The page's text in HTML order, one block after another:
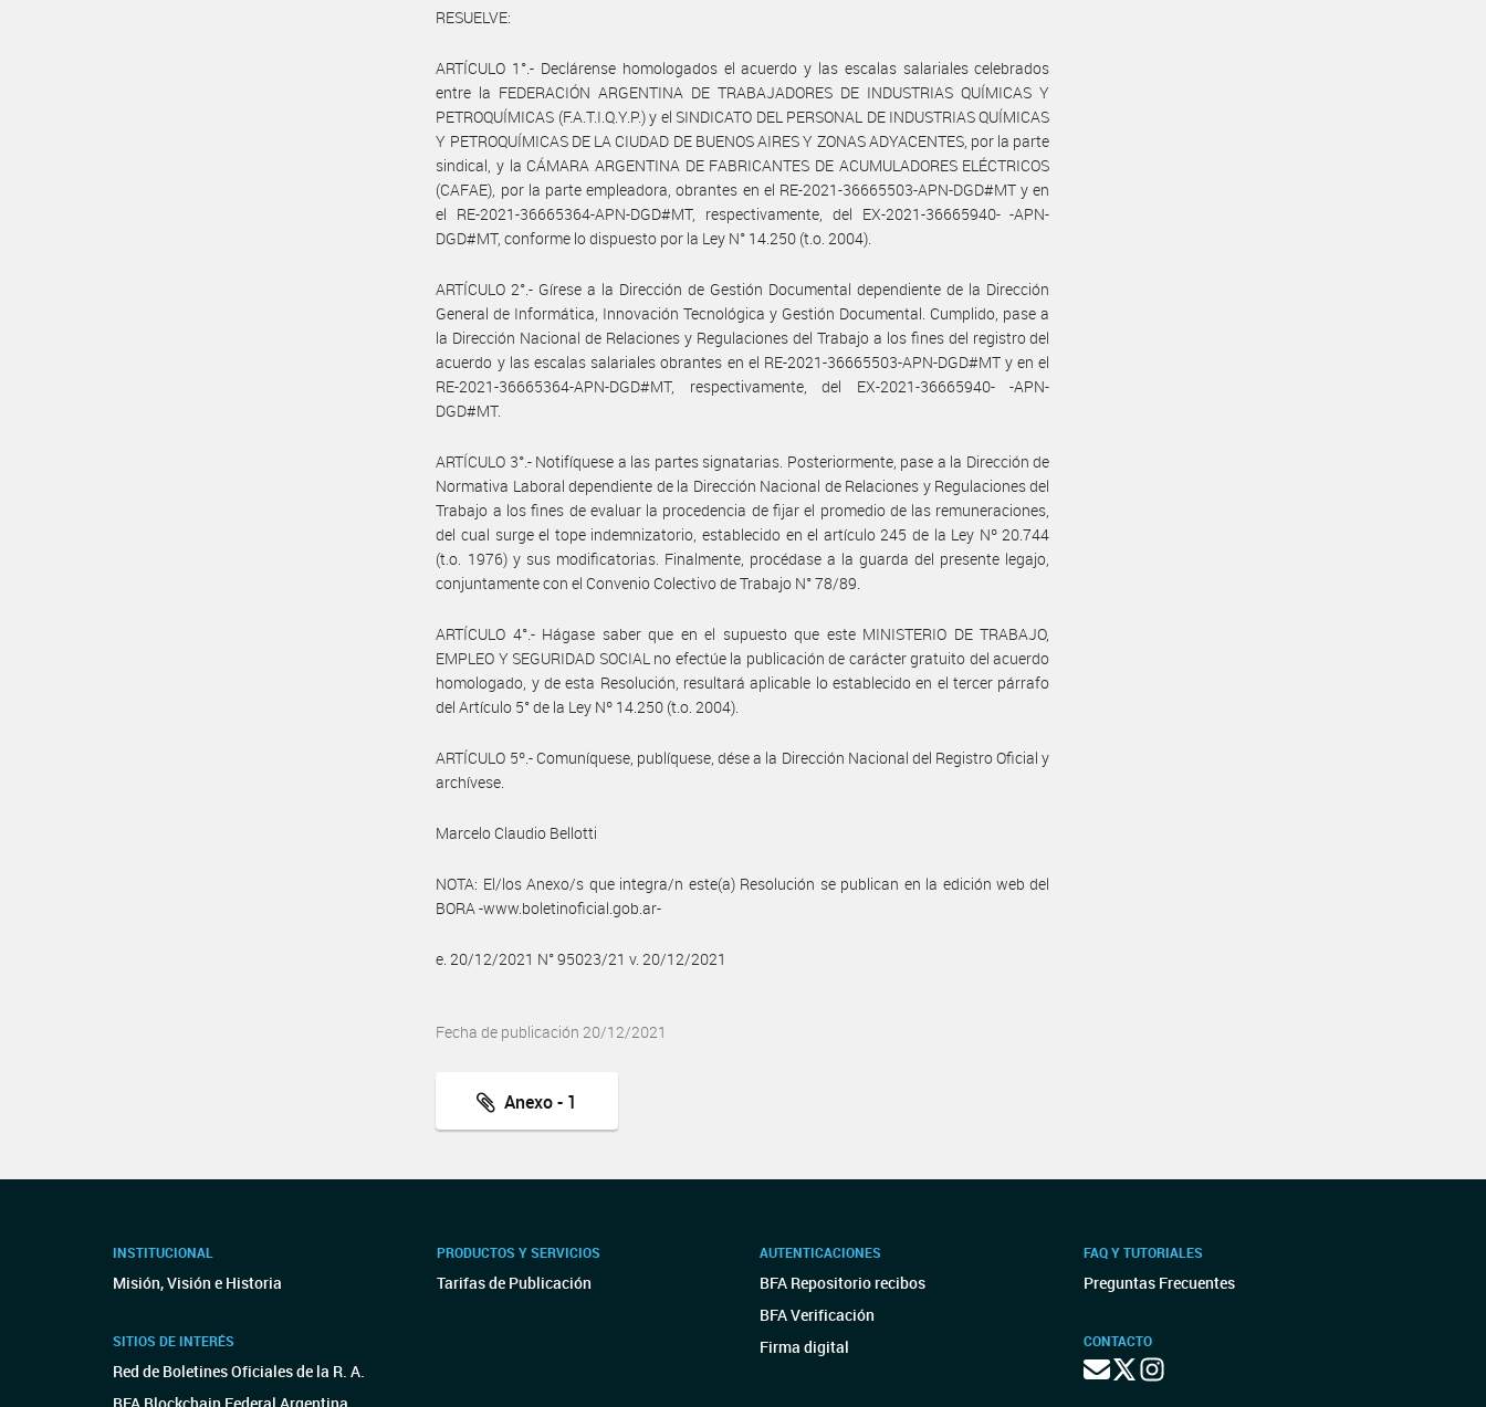
RESUELVE:
ARTÍCULO 1°.- Declárense homologados el acuerdo y las escalas salariales celebrados
entre la FEDERACIÓN ARGENTINA DE TRABAJADORES DE INDUSTRIAS QUÍMICAS Y
PETROQUÍMICAS (F.A.T.I.Q.Y.P.) y el SINDICATO DEL PERSONAL DE INDUSTRIAS QUÍMICAS
Y PETROQUÍMICAS DE LA CIUDAD DE BUENOS AIRES Y ZONAS ADYACENTES, por la parte
sindical, y la CÁMARA ARGENTINA DE FABRICANTES DE ACUMULADORES ELÉCTRICOS
(CAFAE), por la parte empleadora, obrantes en el RE-2021-36665503-APN-DGD#MT y en
el RE-2021-36665364-APN-DGD#MT, respectivamente, del EX-2021-36665940- -APN-
DGD#MT, conforme lo dispuesto por la Ley N° 14.250 (t.o. 2004).
ARTÍCULO 2°.- Gírese a la Dirección de Gestión Documental dependiente de la Dirección
General de Informática, Innovación Tecnológica y Gestión Documental. Cumplido, pase a
la Dirección Nacional de Relaciones y Regulaciones del Trabajo a los fines del registro del
acuerdo y las escalas salariales obrantes en el RE-2021-36665503-APN-DGD#MT y en el
RE-2021-36665364-APN-DGD#MT, respectivamente, del EX-2021-36665940- -APN-
DGD#MT.
ARTÍCULO 3°.- Notifíquese a las partes signatarias. Posteriormente, pase a la Dirección de
Normativa Laboral dependiente de la Dirección Nacional de Relaciones y Regulaciones del
Trabajo a los fines de evaluar la procedencia de fijar el promedio de las remuneraciones,
del cual surge el tope indemnizatorio, establecido en el artículo 245 de la Ley Nº 20.744
(t.o. 1976) y sus modificatorias. Finalmente, procédase a la guarda del presente legajo,
conjuntamente con el Convenio Colectivo de Trabajo N° 78/89.
ARTÍCULO 4°.- Hágase saber que en el supuesto que este MINISTERIO DE TRABAJO,
EMPLEO Y SEGURIDAD SOCIAL no efectúe la publicación de carácter gratuito del acuerdo
homologado, y de esta Resolución, resultará aplicable lo establecido en el tercer párrafo
del Artículo 5° de la Ley Nº 14.250 (t.o. 2004).
ARTÍCULO 5º.- Comuníquese, publíquese, dése a la Dirección Nacional del Registro Oficial y
archívese.
Marcelo Claudio Bellotti
NOTA: El/los Anexo/s que integra/n este(a) Resolución se publican en la edición web del
BORA -www.boletinoficial.gob.ar-
e. 20/12/2021 N° 95023/21 v. 20/12/2021
Fecha de publicación 20/12/2021
Anexo - 1
INSTITUCIONAL
Misión, Visión e Historia
SITIOS DE INTERÉS
Red de Boletines Oficiales de la R. A.
PRODUCTOS Y SERVICIOS
Tarifas de Publicación
AUTENTICACIONES
BFA Repositorio recibos
BFA Verificación
Firma digital
FAQ Y TUTORIALES
Preguntas Frecuentes
CONTACTO